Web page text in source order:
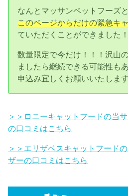
なんとマッサンペットフーズ
このページからだけの緊急キ
ていただくことができました！
数量限定で今だけ！！！沢山
ましたら継続できる可能性も
申込み宜しくお願いいたしま
＞＞ロニーキャットフードの当
の口コミはこちら
＞＞エリザベスキャットフード
ザーの口コミはこちら